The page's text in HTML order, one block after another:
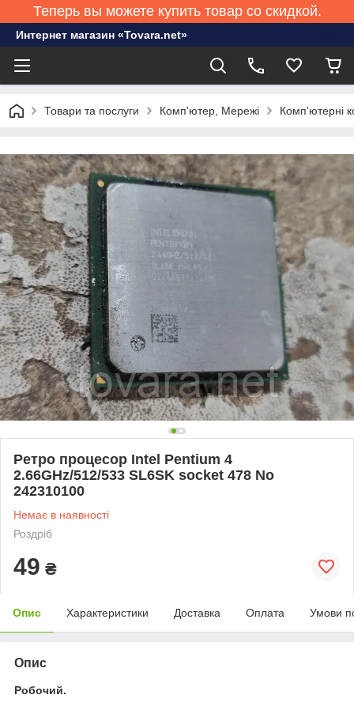
Теперь вы можете купить товар со скидкой.
Интернет магазин «Tovara.net»
Товари та послуги Комп'ютер, Мережі Комп'ютерні
Ретро процесор Intel Pentium 4
2.66GHz/512/533 SL6SK socket 478 No
242310100
Немає в наявності
Роздріб
49 ₴
Опис Характеристики Доставка Оплата Умови
Опис
Робочий.